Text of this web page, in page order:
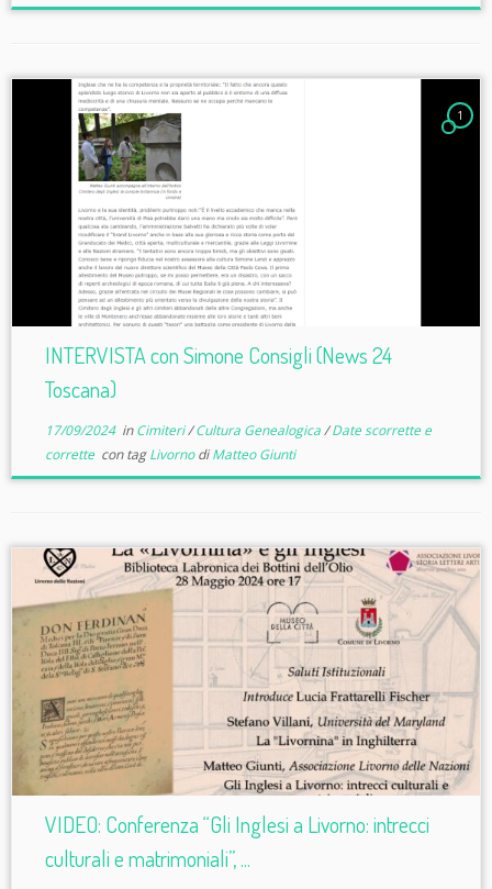
1
INTERVISTA con Simone Consigli (News 24
Toscana)
17/09/2024inCimiteri/Cultura Genealogica/Date scorrette e
corrette con tagLivornodiMatteo Giunti
VIDEO: Conferenza “Gli Inglesi a Livorno: intrecci
culturali e matrimoniali”, ...